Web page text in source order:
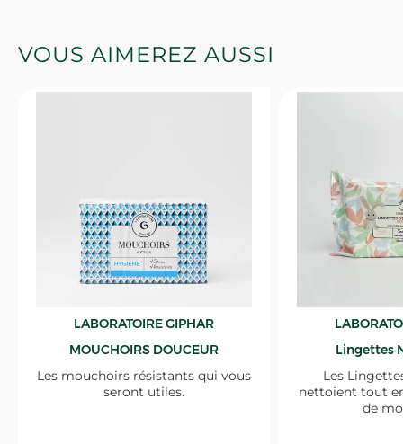
VOUS AIMEREZ AUSSI
LABORATOIRE GIPHAR
MOUCHOIRS DOUCEUR
Les mouchoirs résistants qui vous
seront utiles.
Lingettes
Les
nettoient tout
de